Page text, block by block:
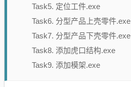
Task5. 定位工件.exe
Task6. 分型产品上壳零件.exe
Task7. 分型产品下壳零件.exe
Task8. 添加虎口结构.exe
Task9. 添加模架.exe